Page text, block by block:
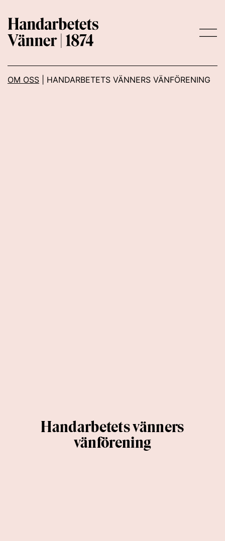
Main Navigation
OM OSS HANDARBETETS VÄNNERS VÄNFÖRENING
Handarbetets vänners
vänförening